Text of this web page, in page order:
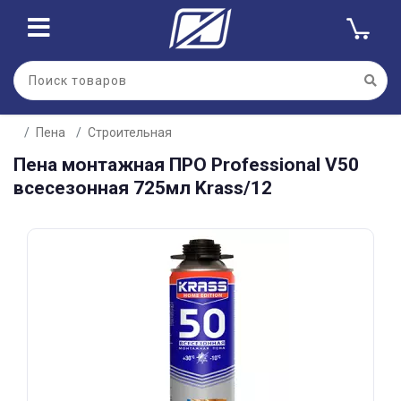
Пена Строительная
Пена монтажная ПРО Professional V50
всесезонная 725мл Krass/12
Для клиентов всех банков
Разбейте
оплатуна части